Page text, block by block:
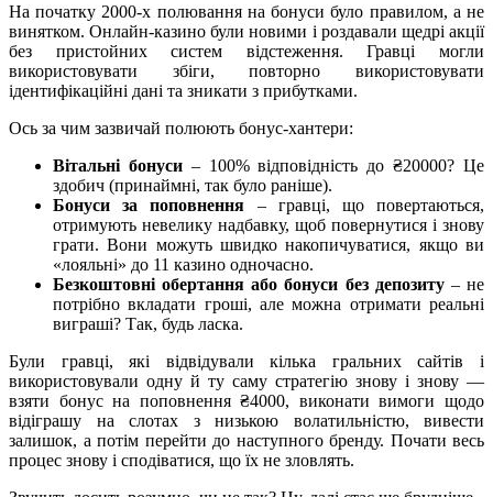
На початку 2000-х полювання на бонуси було правилом, а не
винятком. Онлайн-казино були новими і роздавали щедрі акції
без пристойних систем відстеження. Гравці могли
використовувати збіги, повторно використовувати
ідентифікаційні дані та зникати з прибутками.
Ось за чим зазвичай полюють бонус-хантери:
Вітальні бонуси– 100% відповідність до ₴20000? Це
здобич (принаймні, так було раніше).
Бонуси за поповнення – гравці, що повертаються,
отримують невелику надбавку, щоб повернутися і знову
грати. Вони можуть швидко накопичуватися, якщо ви
«лояльні» до 11 казино одночасно.
Безкоштовні обертання або бонуси без депозиту– не
потрібно вкладати гроші, але можна отримати реальні
виграші? Так, будь ласка.
Були гравці, які відвідували кілька гральних сайтів і
використовували одну й ту саму стратегію знову і знову —
взяти бонус на поповнення ₴4000, виконати вимоги щодо
відіграшу на слотах з низькою волатильністю, вивести
залишок, а потім перейти до наступного бренду. Почати весь
процес знову і сподіватися, що їх не зловлять.